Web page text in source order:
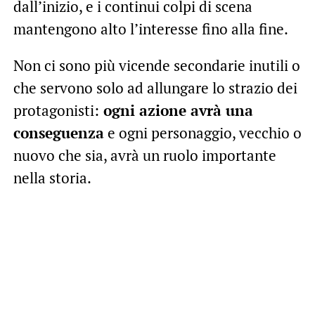
dall’inizio, e i continui colpi di scena
mantengono alto l’interesse fino alla fine.
Non ci sono più vicende secondarie inutili o
che servono solo ad allungare lo strazio dei
protagonisti: ogni azione avrà una
conseguenzae ogni personaggio, vecchio o
nuovo che sia, avrà un ruolo importante
nella storia.